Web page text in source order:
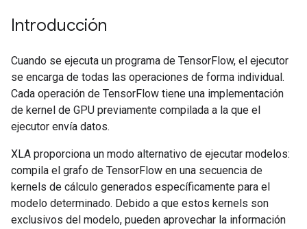
Introducción
Cuando se ejecuta un programa de TensorFlow, el ejecutor
se encarga de todas las operaciones de forma individual.
Cada operación de TensorFlow tiene una implementación
de kernel de GPU previamente compilada a la que el
ejecutor envía datos.
XLA proporciona un modo alternativo de ejecutar modelos:
compila el grafo de TensorFlow en una secuencia de
kernels de cálculo generados específicamente para el
modelo determinado. Debido a que estos kernels son
exclusivos del modelo, pueden aprovechar la información